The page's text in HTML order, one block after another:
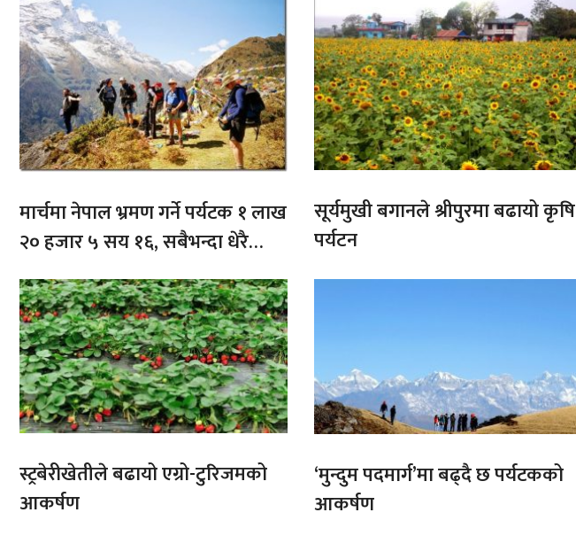
मार्चमा नेपाल भ्रमण गर्ने पर्यटक १ लाख
२० हजार ५ सय १६, सबैभन्दा धेरै
भारतबाट
सूर्यमुखी बगानले श्रीपुरमा बढायो कृषि
पर्यटन
स्ट्रबेरीखेतीले बढायो एग्रो-टुरिजमको
आकर्षण
‘मुन्दुम पदमार्ग’मा बढ्दै छ पर्यटकको
आकर्षण